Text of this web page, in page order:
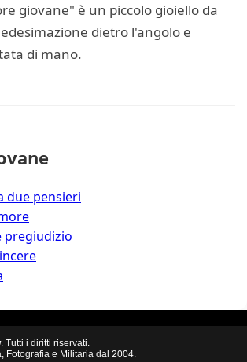
giovane" è un piccolo gioiello da
dietro l'angolo e
di mano.
due pensieri
pregiudizio
. Tutti i diritti riservati.
Fotografia e Militaria dal 2004.